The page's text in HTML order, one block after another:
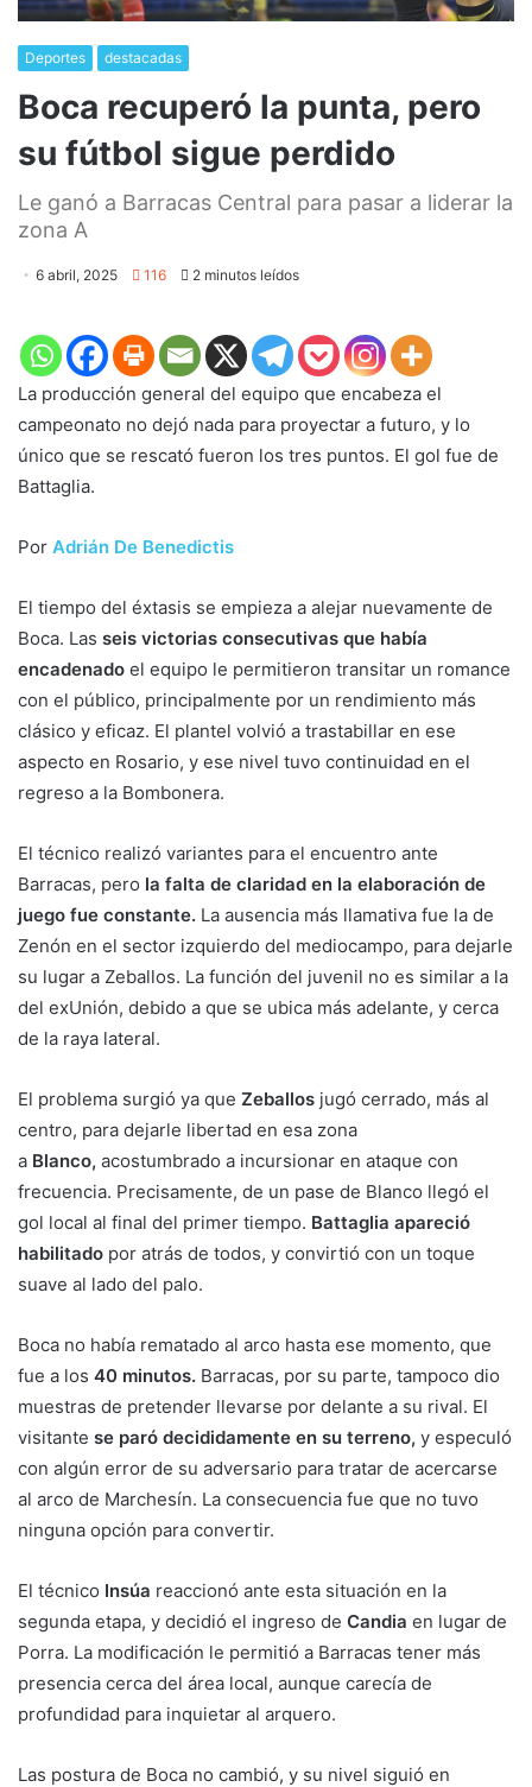
Deportes destacadas
Boca recuperó la punta, pero
su fútbol sigue perdido
Le ganó a Barracas Central para pasar a liderar la
zona A
6 abril, 2025 116 2 minutos leídos
La producción general del equipo que encabeza el
campeonato no dejó nada para proyectar a futuro, y lo
único que se rescató fueron los tres puntos. El gol fue de
Battaglia.
Por Adrián De Benedictis
El tiempo del éxtasis se empieza a alejar nuevamente de
Boca. Las seis victorias consecutivas que había
encadenado el equipo le permitieron transitar un romance
con el público, principalmente por un rendimiento más
clásico y eficaz. El plantel volvió a trastabillar en ese
aspecto en Rosario, y ese nivel tuvo continuidad en el
regreso a la Bombonera.
El técnico realizó variantes para el encuentro ante
Barracas, pero la falta de claridad en la elaboración de
juego fue constante. La ausencia más llamativa fue la de
Zenón en el sector izquierdo del mediocampo, para dejarle
su lugar a Zeballos. La función del juvenil no es similar a la
del exUnión, debido a que se ubica más adelante, y cerca
de la raya lateral.
El problema surgió ya que Zeballos jugó cerrado, más al
centro, para dejarle libertad en esa zona
a Blanco, acostumbrado a incursionar en ataque con
frecuencia. Precisamente, de un pase de Blanco llegó el
gol local al final del primer tiempo. Battaglia apareció
habilitado por atrás de todos, y convirtió con un toque
suave al lado del palo.
Boca no había rematado al arco hasta ese momento, que
fue a los 40 minutos. Barracas, por su parte, tampoco dio
muestras de pretender llevarse por delante a su rival. El
visitante se paró decididamente en su terreno, y especuló
con algún error de su adversario para tratar de acercarse
al arco de Marchesín. La consecuencia fue que no tuvo
ninguna opción para convertir.
El técnico Insúa reaccionó ante esta situación en la
segunda etapa, y decidió el ingreso de Candia en lugar de
Porra. La modificación le permitió a Barracas tener más
presencia cerca del área local, aunque carecía de
profundidad para inquietar al arquero.
Las postura de Boca no cambió, y su nivel siguió en